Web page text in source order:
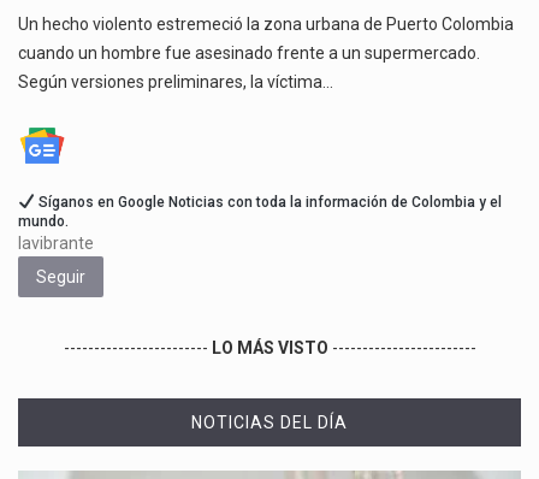
Un hecho violento estremeció la zona urbana de Puerto Colombia
cuando un hombre fue asesinado frente a un supermercado.
Según versiones preliminares, la víctima…
Síganos en Google Noticias con toda la información de Colombia y el
mundo.
lavibrante
Seguir
------------------------ LO MÁS VISTO ------------------------
NOTICIAS DEL DÍA